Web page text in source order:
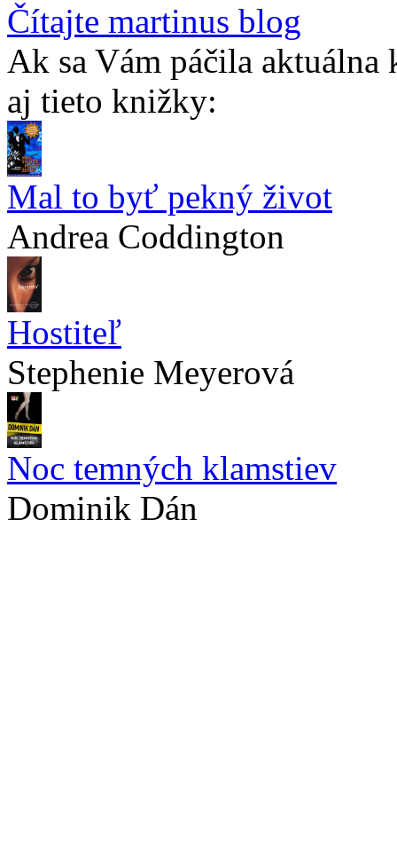
Čítajte martinus blog
Ak sa Vám páčila
aj tieto knižky:
Mal to byť pekný život
Andrea Coddington
Hostiteľ
Stephenie Meyerová
Noc temných klamstiev
Dominik Dán